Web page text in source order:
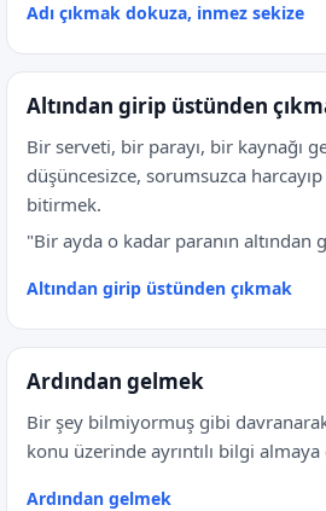
Adı çıkmak dokuza, inmez sekize
Altından girip üstünden
Bir serveti, bir parayı, bir kaynağı
düşüncesizce, sorumsuzca
bitirmek.
"Bir ayda o kadar paranın altından
Altından girip üstünden çıkmak
Ardından gelmek
Bir şey bilmiyormuş gibi
konu üzerinde ayrıntılı bilgi almaya
Ardından gelmek